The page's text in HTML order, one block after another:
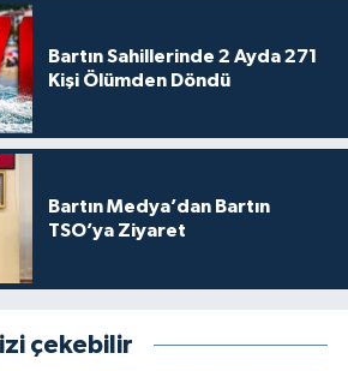
Bartın Sahillerinde 2 Ayda 271
Kişi Ölümden Döndü
Bartın Medya’dan Bartın
TSO’ya Ziyaret
çekebilir